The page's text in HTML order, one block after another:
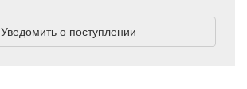
Уведомить о поступлении